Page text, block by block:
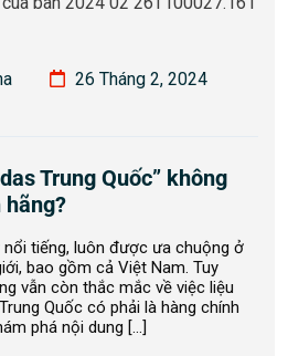
26 Tháng 2, 2024
Trung Quốc” không
hãng?
tiếng, luôn được ưa chuộng ở
bao gồm cả Việt Nam. Tuy
vẫn còn thắc mắc về việc liệu
Quốc có phải là hàng chính
phá nội dung […]